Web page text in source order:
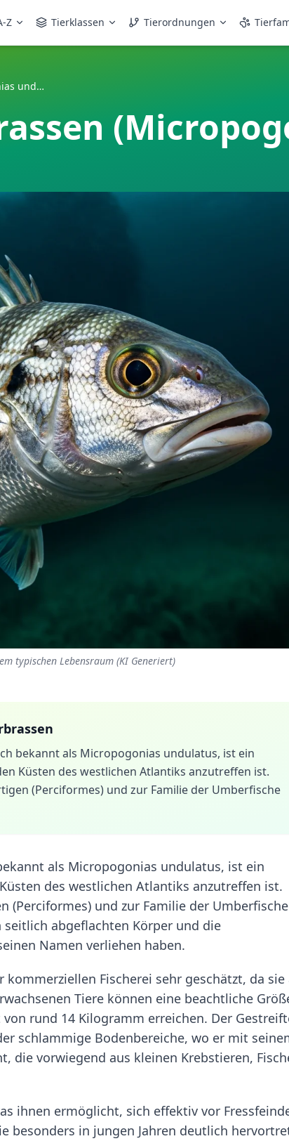
Z Tierklassen Tierordnungen
Gestreifter Meerbrassen (Micropogonias undulatus)
typischen Lebensraum (KI Generiert)
bekannt als Micropogonias undulatus, ist ein
Küsten des westlichen Atlantiks anzutreffen ist.
(Perciformes) und zur Familie der Umberfische
als Micropogonias undulatus, ist ein
des westlichen Atlantiks anzutreffen ist.
(Perciformes) und zur Familie der Umberfische
seitlich abgeflachten Körper und die
Namen verliehen haben.
Fischerei sehr geschätzt, da sie
Tiere können eine beachtliche
rund 14 Kilogramm erreichen. Der
schlammige Bodenbereiche, wo er mit
die vorwiegend aus kleinen Krebstieren,
ihnen ermöglicht, sich effektiv vor
besonders in jungen Jahren deutlich